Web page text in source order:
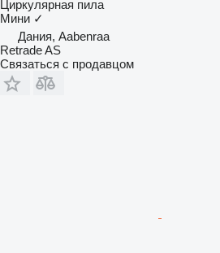
Циркулярная пила
Мини ✓
Дания, Aabenraa
Retrade AS
Связаться с продавцом